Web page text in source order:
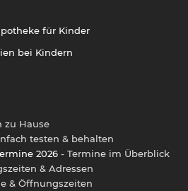
für Kinder
bei Kindern
zu Hause
testen & behalten
2026 - Termine im Überblick
& Adressen
& Öffnungszeiten